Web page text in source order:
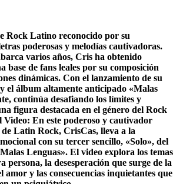
Rock Latino reconocido por su
poderosas y melodías cautivadoras.
varios años, Cris ha obtenido
base de fans leales por su composición
dinámicas. Con el lanzamiento de su
el álbum altamente anticipado «Malas
continúa desafiando los límites y
figura destacada en el género del Rock
En este poderoso y cautivador
Latin Rock, CrisCas, lleva a la
con su tercer sencillo, «Solo», del
Lenguas». El video explora los temas
persona, la desesperación que surge de la
amor y las consecuencias inquietantes que